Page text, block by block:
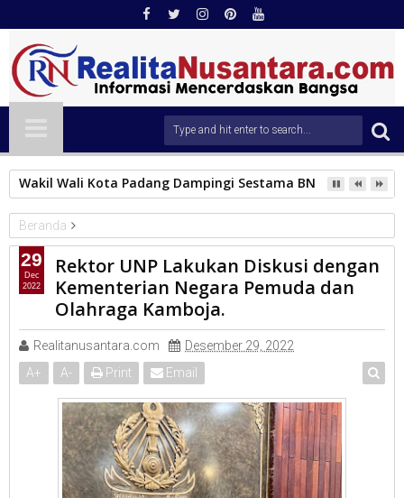
Wakil Wali Kota Padang Dampingi Sestama BNPB Tinjau
Beranda
Universitas
Rektor UNP Lakukan Diskusi dengan Kementerian Negara
Pemuda dan Olahraga Kamboja.
Rektor UNP Lakukan Diskusi dengan
Kementerian Negara Pemuda dan
Olahraga Kamboja.
Realitanusantara.com
Desember 29, 2022
A+ A- Print Email
29
Dec
2022